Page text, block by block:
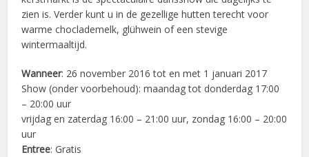
zien is. Verder kunt u in de gezellige hutten terecht voor
warme choclademelk, glühwein of een stevige
wintermaaltijd.
Wanneer: 26 november 2016 tot en met 1 januari 2017
Show (onder voorbehoud): maandag tot donderdag 17:00
– 20:00 uur
vrijdag en zaterdag 16:00 – 21:00 uur, zondag 16:00 – 20:00
uur
Entree: Gratis